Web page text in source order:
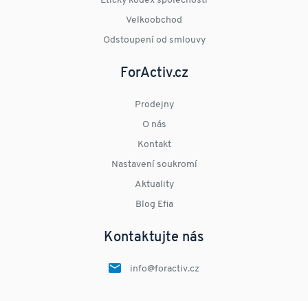
Velkoobchod
Odstoupení od smlouvy
ForActiv.cz
Prodejny
O nás
Kontakt
Nastavení soukromí
Aktuality
Blog Efia
Kontaktujte nás
info@foractiv.cz